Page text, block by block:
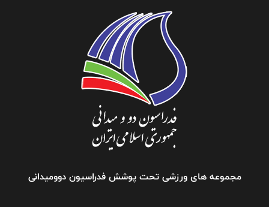
مجموعه های ورزشی تحت پوشش فدراسیون دوومیدانی